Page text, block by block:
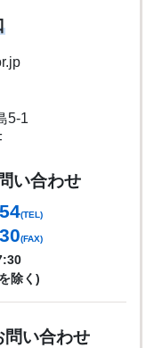
5-1
い合わせ
(TEL)
(FAX)
除く)
問い合わせ